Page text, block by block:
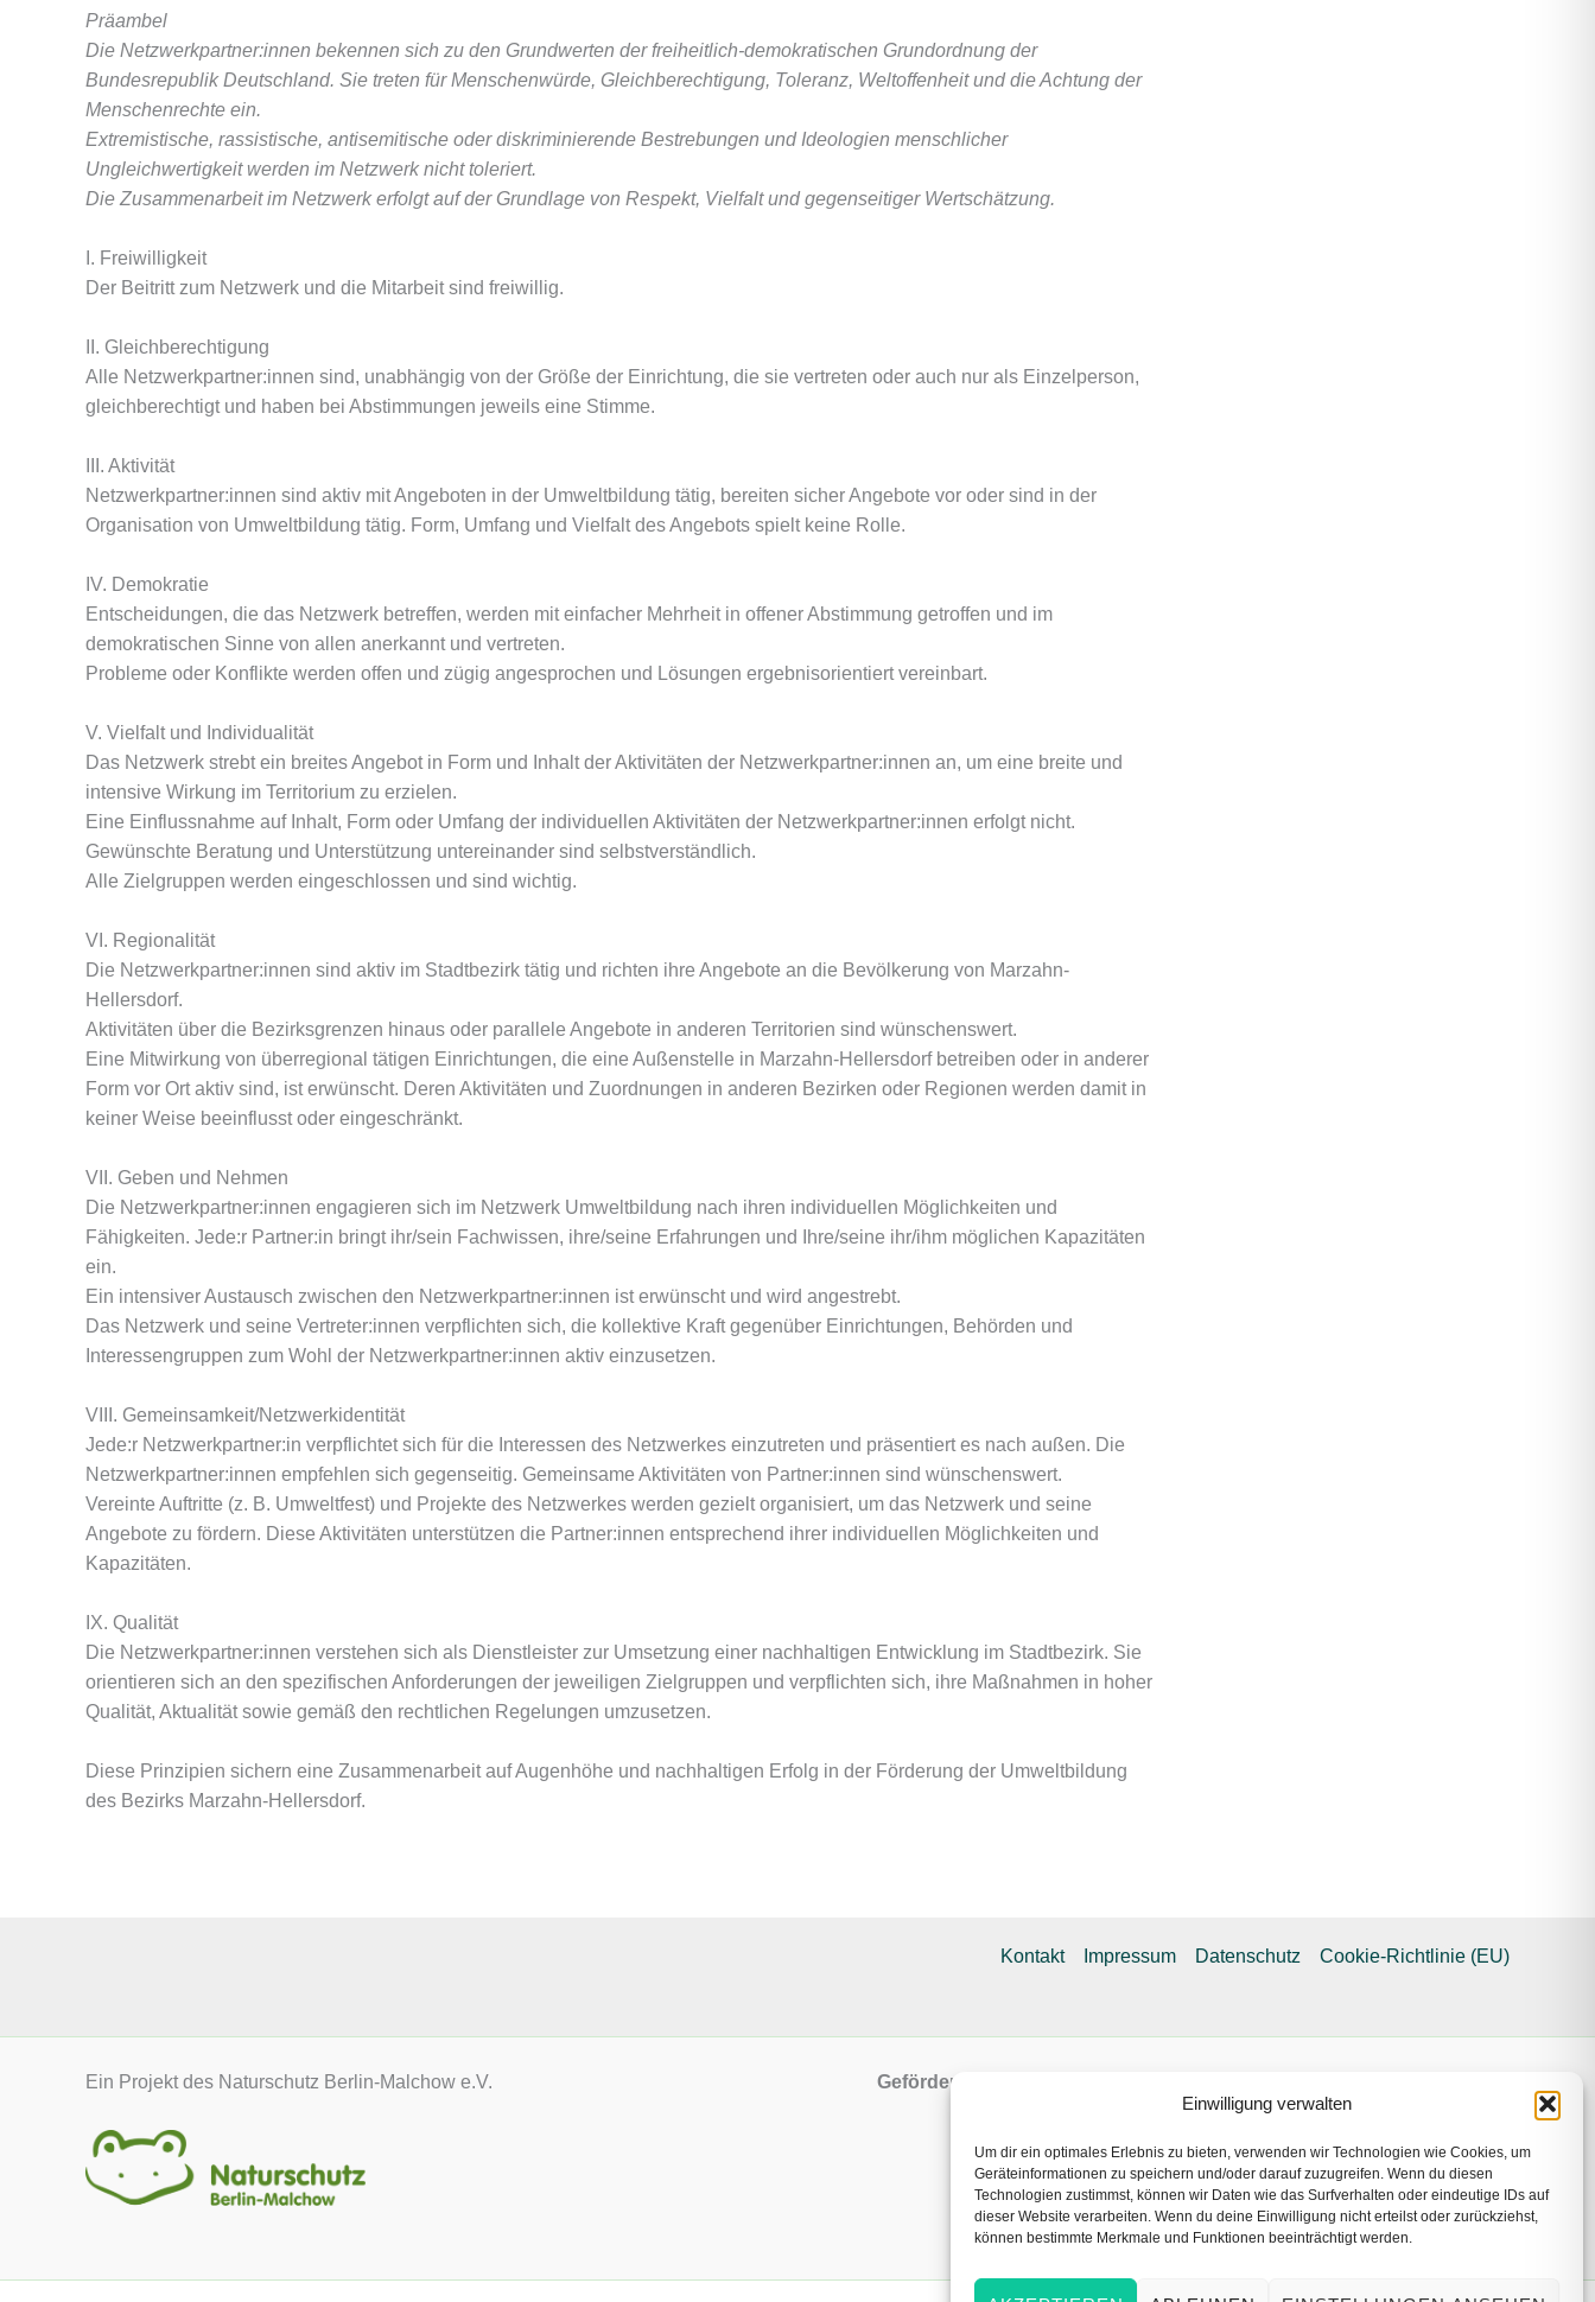
Einwilligung verwalten
Um dir ein optimales Erlebnis zu bieten, verwenden wir Technologien wie Cookies, um
Geräteinformationen zu speichern und/oder darauf zuzugreifen. Wenn du diesen
Technologien zustimmst, können wir Daten wie das Surfverhalten oder eindeutige IDs auf
dieser Website verarbeiten. Wenn du deine Einwilligung nicht erteilst oder zurückziehst,
können bestimmte Merkmale und Funktionen beeinträchtigt werden.
Präambel
Die Netzwerkpartner:innen bekennen sich zu den Grundwerten der freiheitlich-demokratischen Grundordnung der
Bundesrepublik Deutschland. Sie treten für Menschenwürde, Gleichberechtigung, Toleranz, Weltoffenheit und die Achtung der
Menschenrechte ein.
Extremistische, rassistische, antisemitische oder diskriminierende Bestrebungen und Ideologien menschlicher
Ungleichwertigkeit werden im Netzwerk nicht toleriert.
Die Zusammenarbeit im Netzwerk erfolgt auf der Grundlage von Respekt, Vielfalt und gegenseitiger Wertschätzung.
I. Freiwilligkeit
Der Beitritt zum Netzwerk und die Mitarbeit sind freiwillig.
II. Gleichberechtigung
Alle Netzwerkpartner:innen sind, unabhängig von der Größe der Einrichtung, die sie vertreten oder auch nur als Einzelperson,
gleichberechtigt und haben bei Abstimmungen jeweils eine Stimme.
III. Aktivität
Netzwerkpartner:innen sind aktiv mit Angeboten in der Umweltbildung tätig, bereiten sicher Angebote vor oder sind in der
Organisation von Umweltbildung tätig. Form, Umfang und Vielfalt des Angebots spielt keine Rolle.
IV. Demokratie
Entscheidungen, die das Netzwerk betreffen, werden mit einfacher Mehrheit in offener Abstimmung getroffen und im
demokratischen Sinne von allen anerkannt und vertreten.
Probleme oder Konflikte werden offen und zügig angesprochen und Lösungen ergebnisorientiert vereinbart.
V. Vielfalt und Individualität
Das Netzwerk strebt ein breites Angebot in Form und Inhalt der Aktivitäten der Netzwerkpartner:innen an, um eine breite und
intensive Wirkung im Territorium zu erzielen.
Eine Einflussnahme auf Inhalt, Form oder Umfang der individuellen Aktivitäten der Netzwerkpartner:innen erfolgt nicht.
Gewünschte Beratung und Unterstützung untereinander sind selbstverständlich.
Alle Zielgruppen werden eingeschlossen und sind wichtig.
VI. Regionalität
Die Netzwerkpartner:innen sind aktiv im Stadtbezirk tätig und richten ihre Angebote an die Bevölkerung von Marzahn-
Hellersdorf.
Aktivitäten über die Bezirksgrenzen hinaus oder parallele Angebote in anderen Territorien sind wünschenswert.
Eine Mitwirkung von überregional tätigen Einrichtungen, die eine Außenstelle in Marzahn-Hellersdorf betreiben oder in anderer
Form vor Ort aktiv sind, ist erwünscht. Deren Aktivitäten und Zuordnungen in anderen Bezirken oder Regionen werden damit in
keiner Weise beeinflusst oder eingeschränkt.
VII. Geben und Nehmen
Die Netzwerkpartner:innen engagieren sich im Netzwerk Umweltbildung nach ihren individuellen Möglichkeiten und
Fähigkeiten. Jede:r Partner:in bringt ihr/sein Fachwissen, ihre/seine Erfahrungen und Ihre/seine ihr/ihm möglichen Kapazitäten
ein.
Ein intensiver Austausch zwischen den Netzwerkpartner:innen ist erwünscht und wird angestrebt.
Das Netzwerk und seine Vertreter:innen verpflichten sich, die kollektive Kraft gegenüber Einrichtungen, Behörden und
Interessengruppen zum Wohl der Netzwerkpartner:innen aktiv einzusetzen.
VIII. Gemeinsamkeit/Netzwerkidentität
Jede:r Netzwerkpartner:in verpflichtet sich für die Interessen des Netzwerkes einzutreten und präsentiert es nach außen. Die
Netzwerkpartner:innen empfehlen sich gegenseitig. Gemeinsame Aktivitäten von Partner:innen sind wünschenswert.
Vereinte Auftritte (z. B. Umweltfest) und Projekte des Netzwerkes werden gezielt organisiert, um das Netzwerk und seine
Angebote zu fördern. Diese Aktivitäten unterstützen die Partner:innen entsprechend ihrer individuellen Möglichkeiten und
Kapazitäten.
IX. Qualität
Die Netzwerkpartner:innen verstehen sich als Dienstleister zur Umsetzung einer nachhaltigen Entwicklung im Stadtbezirk. Sie
orientieren sich an den spezifischen Anforderungen der jeweiligen Zielgruppen und verpflichten sich, ihre Maßnahmen in hoher
Qualität, Aktualität sowie gemäß den rechtlichen Regelungen umzusetzen.
Diese Prinzipien sichern eine Zusammenarbeit auf Augenhöhe und nachhaltigen Erfolg in der Förderung der Umweltbildung
des Bezirks Marzahn-Hellersdorf.
Kontakt Impressum Datenschutz Cookie-Richtlinie (EU)
Ein Projekt des Naturschutz Berlin-Malchow e.V. Gefördert